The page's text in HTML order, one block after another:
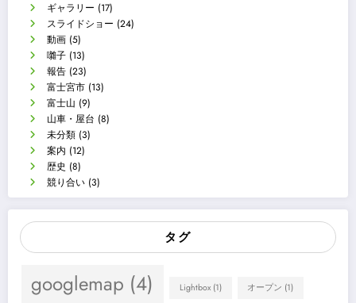
ギャラリー (17)
スライドショー (24)
動画 (5)
囃子 (13)
報告 (23)
富士宮市 (13)
富士山 (9)
山車・屋台 (8)
未分類 (3)
案内 (12)
歴史 (8)
競り合い (3)
タグ
googlemap (4) Lightbox(1) オープン (1)